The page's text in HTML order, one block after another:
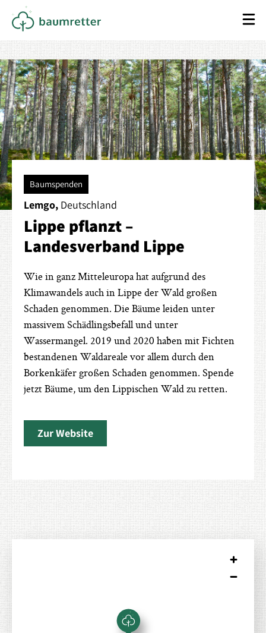
Baumspenden
Lemgo, Deutschland
Lippe pflanzt –
Landesverband Lippe
Wie in ganz Mitteleuropa hat aufgrund des
Klimawandels auch in Lippe der Wald großen
Schaden genommen. Die Bäume leiden unter
massivem Schädlingsbefall und unter
Wassermangel. 2019 und 2020 haben mit Fichten
bestandenen Waldareale vor allem durch den
Borkenkäfer großen Schaden genommen. Spende
jetzt Bäume, um den Lippischen Wald zu retten.
Zur Website